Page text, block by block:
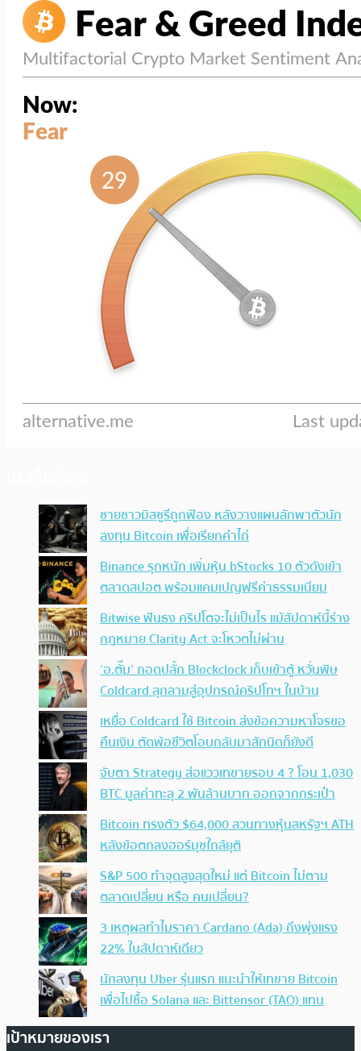
ชายชาวมิสซูรีถูกฟ้อง หลังวางแผนลักพาตัวนัก
ลงทุน Bitcoin เพื่อเรียกค่าไถ่
Binance รุกหนัก เพิ่มหุ้น bStocks 10 ตัวดังเข้า
ตลาดสปอต พร้อมแคมเปญฟรีค่าธรรมเนียม
Bitwise ฟันธง คริปโตจะไม่เป็นไร แม้สัปดาห์นี้ร่าง
กฎหมาย Clarity Act จะโหวตไม่ผ่าน
‘อ.ตั๊ม’ ถอดปลั้ก Blockclock เก็บเข้าตู้ หวั่นพิษ
Coldcard ลุกลามสู่อุปกรณ์คริปโทฯ ในบ้าน
เหยื่อ Coldcard ใช้ Bitcoin ส่งข้อความหาโจรขอ
คืนเงิน ตัดพ้อชีวิตโอนกลับมาสักนิดก็ยังดี
จับตา Strategy ส่อแววเทขายรอบ 4 ? โอน 1,030
BTC มูลค่าทะลุ 2 พันล้านบาท ออกจากกระเป๋า
Bitcoin ทรงตัว $64,000 สวนทางหุ้นสหรัฐฯ ATH
หลังข้อตกลงฮอร์มุซใกล้ยุติ
S&P 500 ทำจุดสูงสุดใหม่ แต่ Bitcoin ไม่ตาม
ตลาดเปลี่ยน หรือ คนเปลี่ยน?
3 เหตุผลทำไมราคา Cardano (Ada) ถึงพุ่งแรง
22% ในสัปดาห์เดียว
นักลงทุน Uber รุ่นแรก แนะนำให้เทขาย Bitcoin
เพื่อไปซื้อ Solana และ Bittensor (TAO) แทน
เป้าหมายของเรา